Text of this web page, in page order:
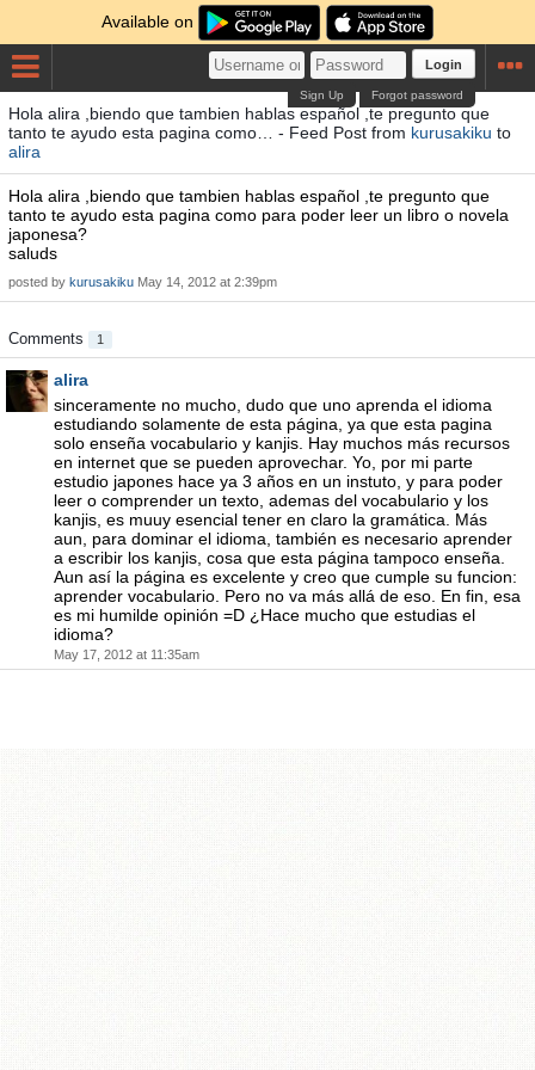
Available on
Login
Forgot password
Sign Up
Hola alira ,biendo que tambien hablas español ,te pregunto que
tanto te ayudo esta pagina como… - Feed Post from kurusakiku to
alira
Hola alira ,biendo que tambien hablas español ,te pregunto que
tanto te ayudo esta pagina como para poder leer un libro o novela
japonesa?
saluds
posted by kurusakiku May 14, 2012 at 2:39pm
Comments 1
alira
sinceramente no mucho, dudo que uno aprenda el idioma
estudiando solamente de esta página, ya que esta pagina
solo enseña vocabulario y kanjis. Hay muchos más recursos
en internet que se pueden aprovechar. Yo, por mi parte
estudio japones hace ya 3 años en un instuto, y para poder
leer o comprender un texto, ademas del vocabulario y los
kanjis, es muuy esencial tener en claro la gramática. Más
aun, para dominar el idioma, también es necesario aprender
a escribir los kanjis, cosa que esta página tampoco enseña.
Aun así la página es excelente y creo que cumple su funcion:
aprender vocabulario. Pero no va más allá de eso. En fin, esa
es mi humilde opinión =D ¿Hace mucho que estudias el
idioma?
May 17, 2012 at 11:35am